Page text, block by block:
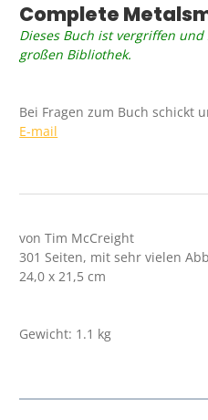
Complete
Dieses Buch ist vergriffen
großen Bibliothek.
Bei Fragen zum Buch schickt
E-mail
von Tim McCreight
301 Seiten, mit sehr vielen
24,0 x 21,5 cm
Gewicht: 1.1 kg